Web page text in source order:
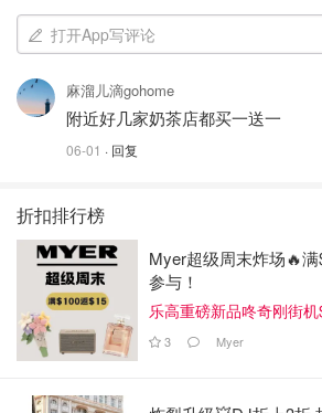
打开App写评论
麻溜儿滴gohome
附近好几家奶茶店都买一送一
06-01 · 回复
折扣排行榜
Myer超级周末炸场🔥
参与！
乐高重磅新品咚奇刚街
3 Myer